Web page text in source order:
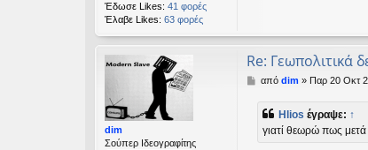
Έδωσε Likes: 41 φορές
Έλαβε Likes: 63 φορές
dim
Σούπερ Ιδεογραφίτης
Re: Γεωπολιτικά
Δ
σ
από dim » Παρ 20 Οκτ
Hlios έγραψε: ↑
γιατί θεωρώ πως μετά